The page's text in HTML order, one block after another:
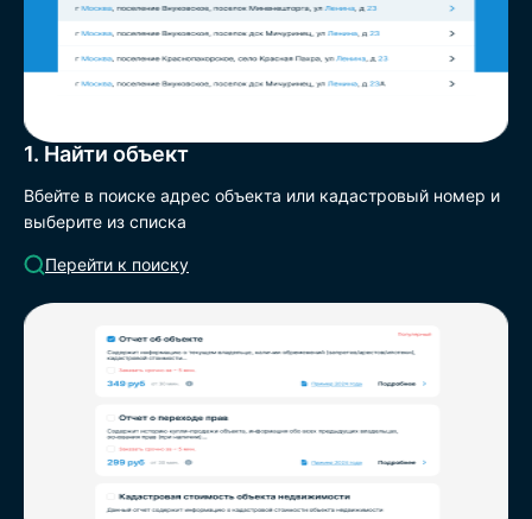
1. Найти объект
Вбейте в поиске адрес объекта или кадастровый номер и
выберите из списка
Перейти к поиску